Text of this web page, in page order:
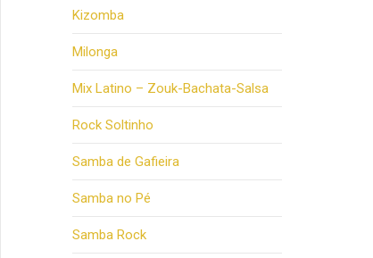
Kizomba
Milonga
Mix Latino – Zouk-Bachata-Salsa
Rock Soltinho
Samba de Gafieira
Samba no Pé
Samba Rock